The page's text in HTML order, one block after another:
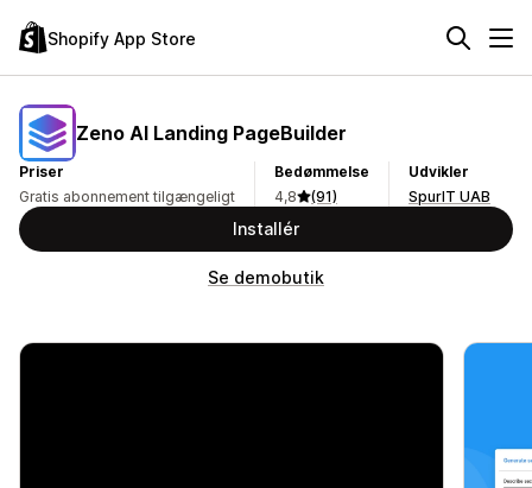
Shopify App Store
Zeno AI Landing PageBuilder
Priser
Gratis abonnement tilgængeligt
Bedømmelse
4,8
(91)
Udvikler
SpurIT UAB
Installér
Se demobutik